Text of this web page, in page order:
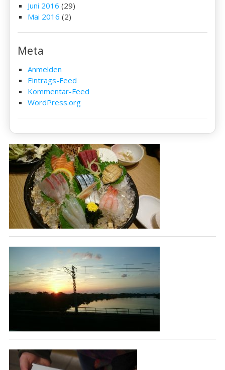
Juni 2016 (29)
Mai 2016 (2)
Meta
Anmelden
Eintrags-Feed
Kommentar-Feed
WordPress.org